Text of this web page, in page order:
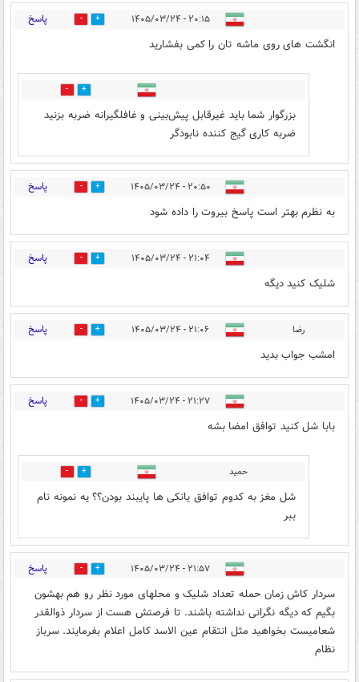
۲۰:۱۵ - ۱۴۰۵/۰۳/۲۴ 6 پاسخ
انگشت های روی ماشه تان را کمی بفشارید
4
بزرگوار شما باید غیرقابل پیش‌بینی و غافلگیرانه ضربه بزنید
ضربه کاری گیج کننده نابودگر
۲۰:۵۰ - ۱۴۰۵/۰۳/۲۴ 5 پاسخ
به نظرم بهتر است پاسخ بیروت را داده شود
۲۱:۰۴ - ۱۴۰۵/۰۳/۲۴ 3 پاسخ
شلیک کنید دیگه
رضا ۲۱:۰۶ - ۱۴۰۵/۰۳/۲۴ 4 پاسخ
امشب جواب بدید
۲۱:۲۷ - ۱۴۰۵/۰۳/۲۴ 0 پاسخ
بابا شل کنید توافق امضا بشه
حمید 0
شل مغز به کدوم توافق یانکی ها پایبند بودن؟؟ یه نمونه نام
ببر
۲۱:۵۷ - ۱۴۰۵/۰۳/۲۴ 2 پاسخ
سردار کاش زمان حمله تعداد شلیک و محلهای مورد نظر رو هم بهشون
بگیم که دیگه نگرانی نداشته باشند. تا فرصتش هست از سردار ذوالقدر
شعامیست بخواهید مثل انتقام عین الاسد کامل اعلام بفرمایند. سرباز
نظام